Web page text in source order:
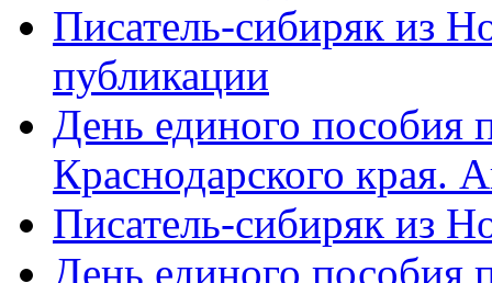
Писатель-сибиряк из
публикации
День единого пособия
Краснодарского края.
Писатель-сибиряк из
День единого пособия